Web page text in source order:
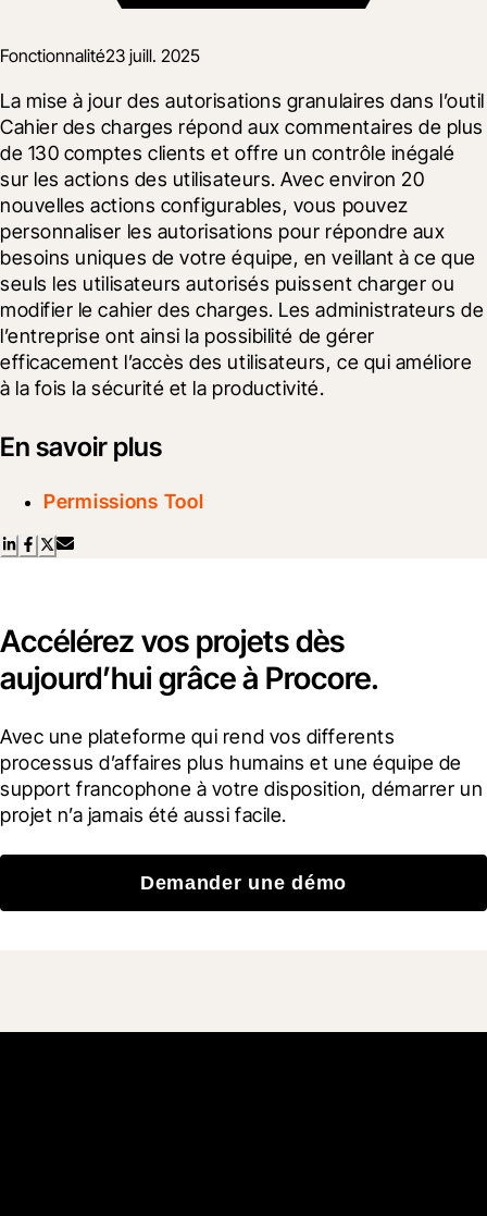
Fonctionnalité23 juill. 2025
La mise à jour des autorisations granulaires dans l’outil
Cahier des charges répond aux commentaires de plus
de 130 comptes clients et offre un contrôle inégalé
sur les actions des utilisateurs. Avec environ 20
nouvelles actions configurables, vous pouvez
personnaliser les autorisations pour répondre aux
besoins uniques de votre équipe, en veillant à ce que
seuls les utilisateurs autorisés puissent charger ou
modifier le cahier des charges. Les administrateurs de
l’entreprise ont ainsi la possibilité de gérer
efficacement l’accès des utilisateurs, ce qui améliore
à la fois la sécurité et la productivité.
En savoir plus
Permissions Tool
Accélérez vos projets dès
aujourd’hui grâce à Procore.
Avec une plateforme qui rend vos differents
processus d’affaires plus humains et une équipe de
support francophone à votre disposition, démarrer un
projet n’a jamais été aussi facile.
Demander une démo